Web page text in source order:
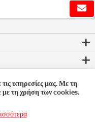
υπηρεσίες μας. Με τη
με τη χρήση των cookies.